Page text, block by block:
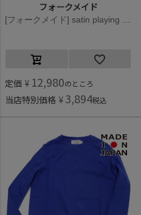
フォークメイド
[フォークメイド] satin playing cardシャツ ペパーミント×グリーン
定価 ¥ 12,980のところ
当店特別価格 ¥ 3,894税込